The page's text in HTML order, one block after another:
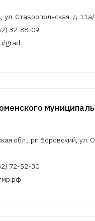
ул. Ставропольская, д.
32-88-09
grad
обл., рп Боровский, ул.
72-52-30